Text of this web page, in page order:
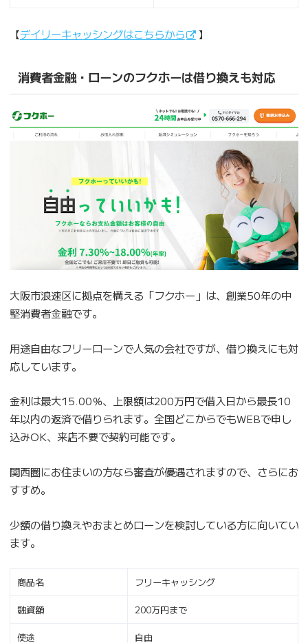
【デイリーキャッシングはこちらから 】
消費者金融・ローンのフクホーは借り換えも対応
大阪市浪速区に拠点を構える「フクホー」は、創業50年の中
堅消費者金融です。
用途自由なフリーローンで人気の会社ですが、借り換えにも対
応しています。
金利は最大15.00％、上限額は200万円で借入日から最長10
年以内の返済で借りられます。全国どこからでもWEBで申し
込みOK、来店不要で契約可能です。
関西圏にお住まいの方なら審査が優遇されますので、さらにお
すすめ。
少額の借り換えやおまとめローンを検討している方に向いてい
ます。
商品名 フリーキャッシング
融資額 200万円まで
使途 自由